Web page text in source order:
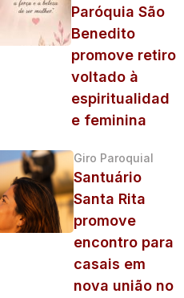
Paróquia São
Benedito
promove retiro
voltado à
espiritualidad
e feminina
Giro Paroquial
Santuário
Santa Rita
promove
encontro para
casais em
nova união no